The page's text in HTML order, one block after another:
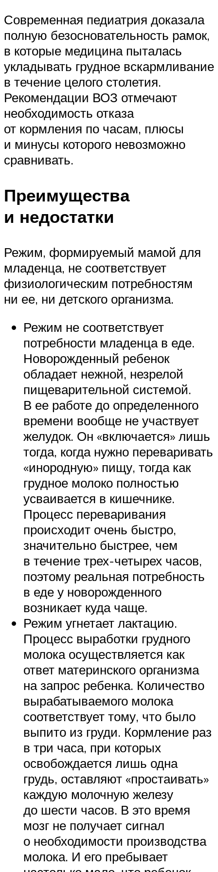
Современная педиатрия доказала
полную безосновательность рамок,
в которые медицина пыталась
укладывать грудное вскармливание
в течение целого столетия.
Рекомендации ВОЗ отмечают
необходимость отказа
от кормления по часам, плюсы
и минусы которого невозможно
сравнивать.
Преимущества
и недостатки
Режим, формируемый мамой для
младенца, не соответствует
физиологическим потребностям
ни ее, ни детского организма.
Режим не соответствует
потребности младенца в еде.
Новорожденный ребенок
обладает нежной, незрелой
пищеварительной системой.
В ее работе до определенного
времени вообще не участвует
желудок. Он «включается» лишь
тогда, когда нужно переваривать
«инородную» пищу, тогда как
грудное молоко полностью
усваивается в кишечнике.
Процесс переваривания
происходит очень быстро,
значительно быстрее, чем
в течение трех-четырех часов,
поэтому реальная потребность
в еде у новорожденного
возникает куда чаще.
Режим угнетает лактацию.
Процесс выработки грудного
молока осуществляется как
ответ материнского организма
на запрос ребенка. Количество
вырабатываемого молока
соответствует тому, что было
выпито из груди. Кормление раз
в три часа, при которых
освобождается лишь одна
грудь, оставляют «простаивать»
каждую молочную железу
до шести часов. В это время
мозг не получает сигнал
о необходимости производства
молока. И его пребывает